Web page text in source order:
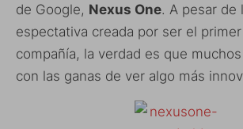
de Google, Nexus One. A pesar de
espectativa creada por ser el
compañía, la verdad es que
con las ganas de ver algo más